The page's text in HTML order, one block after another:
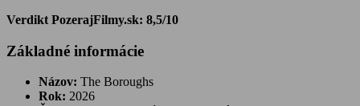
Verdikt PozerajFilmy.sk: 8,5/10
Základné informácie
Názov: The Boroughs
Rok: 2026